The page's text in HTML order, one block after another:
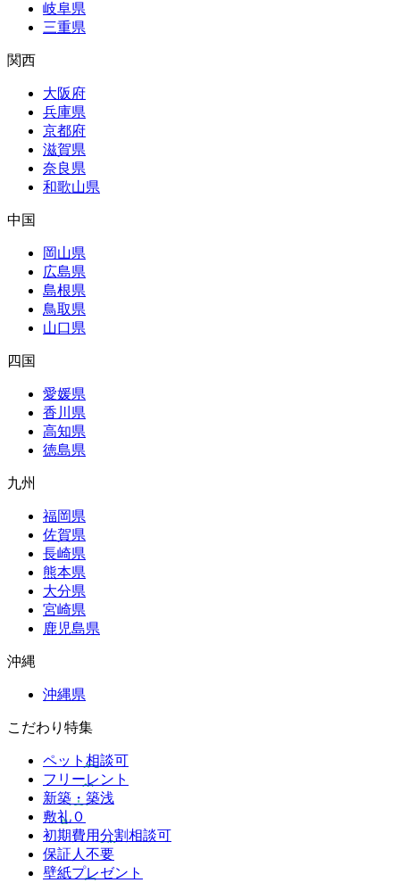
岐阜県
三重県
関西
大阪府
兵庫県
京都府
滋賀県
奈良県
和歌山県
中国
岡山県
広島県
島根県
鳥取県
山口県
四国
愛媛県
香川県
高知県
徳島県
九州
福岡県
佐賀県
長崎県
熊本県
大分県
宮崎県
鹿児島県
沖縄
沖縄県
こだわり特集
ペット相談可
フリーレント
新築・築浅
敷礼０
初期費用分割相談可
保証人不要
壁紙プレゼント